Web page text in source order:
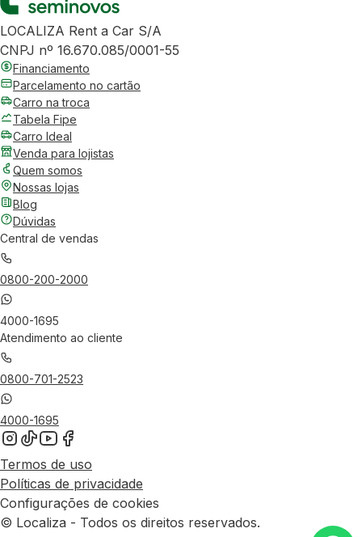
LOCALIZA Rent a Car S/A
CNPJ nº 16.670.085/0001-55
Financiamento
Parcelamento no cartão
Carro na troca
Tabela Fipe
Carro Ideal
Venda para lojistas
Quem somos
Nossas lojas
Blog
Dúvidas
Central de vendas
0800-200-2000
4000-1695
Atendimento ao cliente
0800-701-2523
4000-1695
Termos de uso
Políticas de privacidade
Configurações de cookies
© Localiza - Todos os direitos reservados.